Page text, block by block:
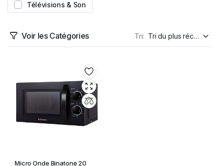
Télévisions & Son
Voir les Catégories Tri:
Micro Onde Binatone 20